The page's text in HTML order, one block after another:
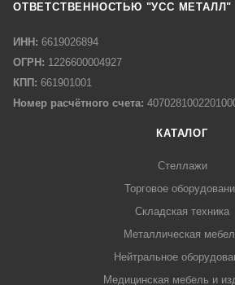
ОТВЕТСТВЕННОСТЬЮ "УСС МЕТАЛЛ"
ИНН: 6619026894
ОГРН: 1226600004927
КПП: 661901001
Номер расчётного счета:
КАТАЛОГ
Стеллажи
Торговое
Складская техника
Металлическая
Нейтральное
Медицинская мебель и